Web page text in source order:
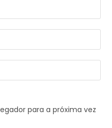
para a próxima vez